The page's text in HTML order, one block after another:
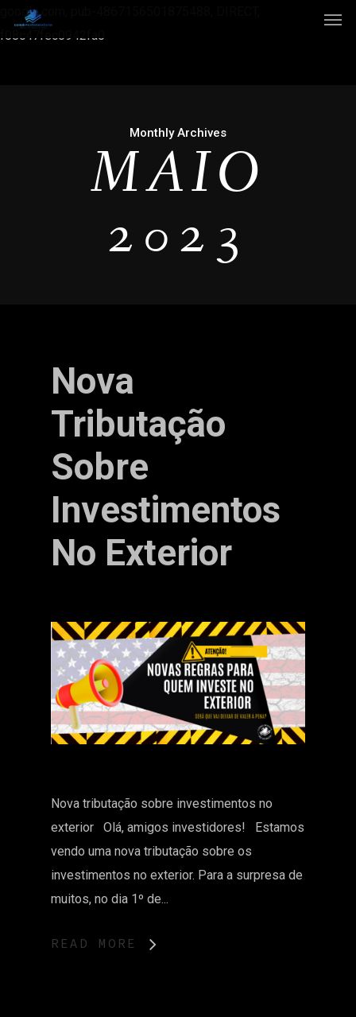
google.com, pub-4867156501875488, DIRECT,
f08c47fec0942fa0
Monthly Archives
MAIO
2023
Nova
Tributação
Sobre
Investimentos
No Exterior
Nova tributação sobre investimentos no
exterior Olá, amigos investidores! Estamos
vendo uma nova tributação sobre os
investimentos no exterior. Para a surpresa de
muitos, no dia 1º de...
READ MORE